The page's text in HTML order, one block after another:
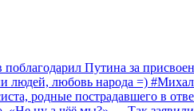
Путина за
людей, любовь народа =)
родные пострадавшего в